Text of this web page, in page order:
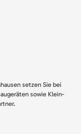
setzen Sie bei
sowie Klein-